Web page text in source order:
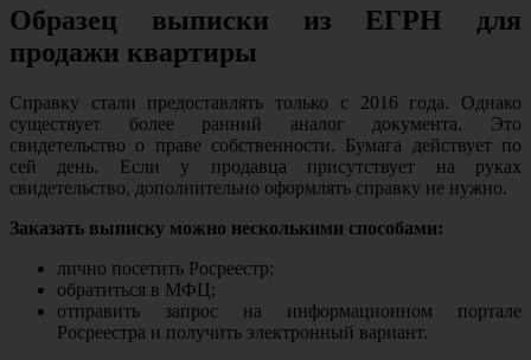
Образец выписки из ЕГРН для
продажи квартиры
Справку стали предоставлять только с 2016 года. Однако
существует более ранний аналог документа. Это
свидетельство о праве собственности. Бумага действует по
сей день. Если у продавца присутствует на руках
свидетельство, дополнительно оформлять справку не нужно.
Заказать выписку можно несколькими способами:
лично посетить Росреестр;
обратиться в МФЦ;
отправить запрос на информационном портале
Росреестра и получить электронный вариант.